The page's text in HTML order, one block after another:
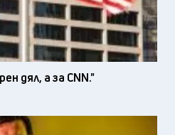
дял, а за CNN."